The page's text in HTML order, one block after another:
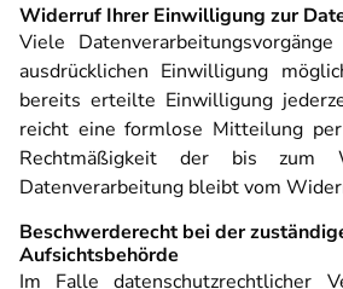
Widerruf Ihrer Einwilligung zur
Viele
ausdrücklichen Einwilligung
bereits erteilte Einwilligung
reicht eine formlose Mitteilung
Rechtmäßigkeit der bis zum
Datenverarbeitung bleibt vom
Beschwerderecht bei der
Aufsichtsbehörde
Im Falle datenschutzrechtlicher